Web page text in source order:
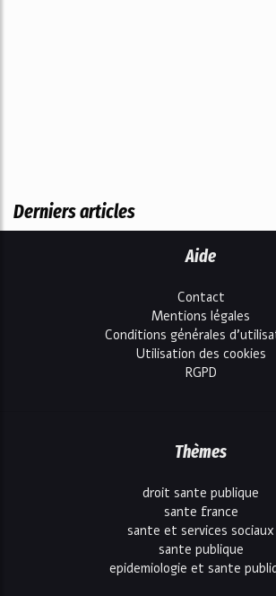
Derniers articles
Aide
Contact
Mentions légales
Conditions générales
Utilisation des cookies
RGPD
Thèmes
droit sante publique
sante france
sante et services sociaux
sante publique
epidemiologie et sante